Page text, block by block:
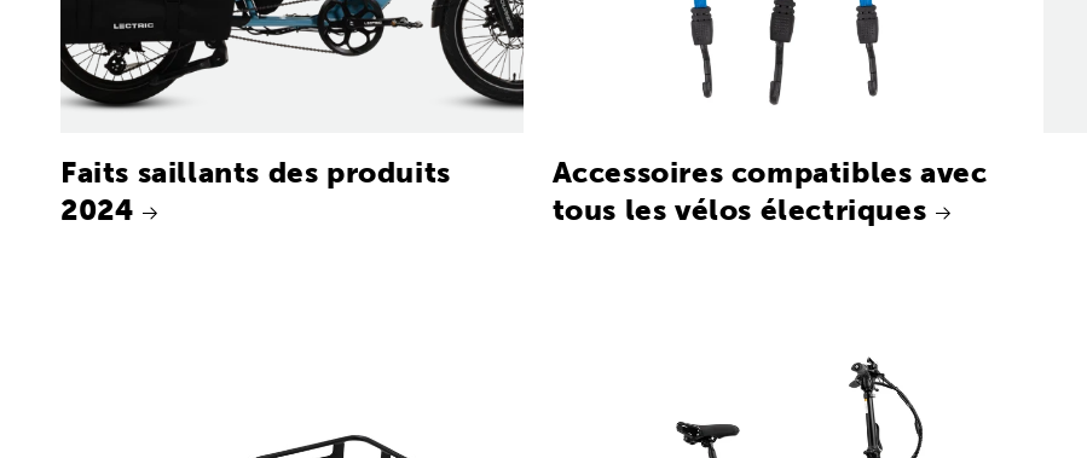
Faits saillants des produits
2024
Accessoires compatibles avec
tous les vélos électriques